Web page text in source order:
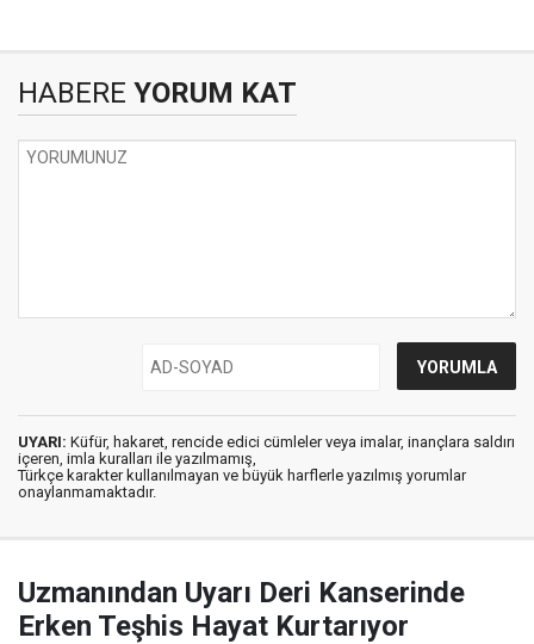
HABERE YORUM KAT
UYARI: Küfür, hakaret, rencide edici cümleler veya imalar, inançlara saldırı
içeren, imla kuralları ile yazılmamış,
Türkçe karakter kullanılmayan ve büyük harflerle yazılmış yorumlar
onaylanmamaktadır.
Uzmanından Uyarı Deri Kanserinde
Erken Teşhis Hayat Kurtarıyor